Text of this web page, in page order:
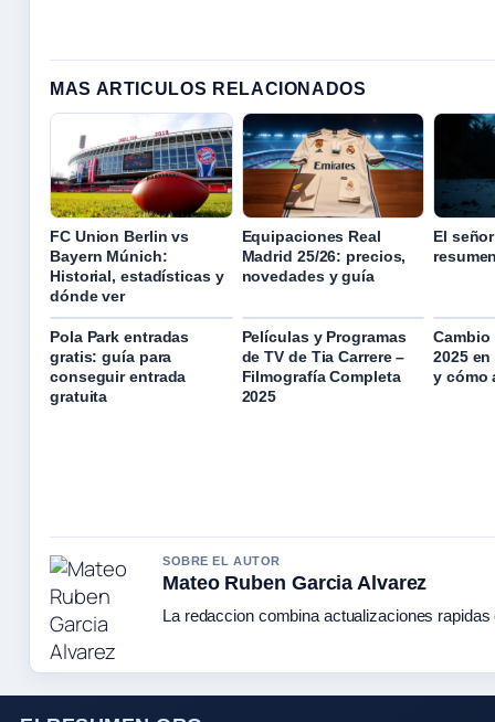
MAS ARTICULOS RELACIONADOS
FC Union Berlin vs
Bayern Múnich:
Historial, estadísticas y
dónde ver
Equipaciones Real
Madrid 25/26: precios,
novedades y guía
El
Pola Park entradas
gratis: guía para
conseguir entrada
gratuita
Películas y Programas
de TV de Tia Carrere –
Filmografía Completa
2025
Cambio
2025
y cómo
SOBRE EL AUTOR
Mateo Ruben Garcia Alvarez
La redaccion combina actualizaciones